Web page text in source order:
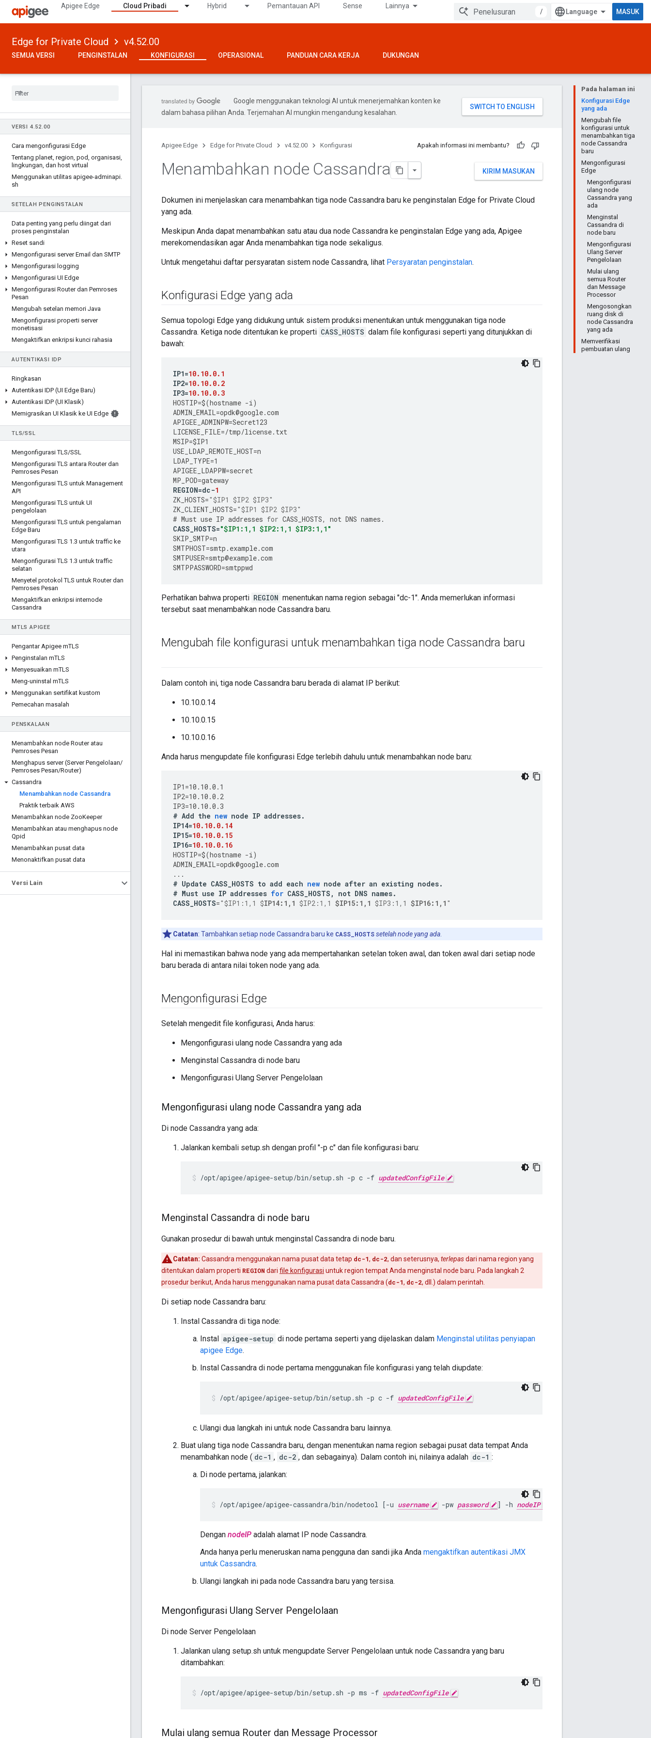
Apigee Edge Cloud Pribadi Hybrid Pemantauan API Sense Lainnya
/ MASUK
Edge for Private Cloud v4.52.00
SEMUA VERSI PENGINSTALAN KONFIGURASI OPERASIONAL PANDUAN CARA KERJA DUKUNGAN
VERSI 4.52.00
Cara mengonfigurasi Edge
Tentang planet, region, pod, organisasi,
lingkungan, dan host virtual
Menggunakan utilitas apigee-adminapi.
sh
SETELAH PENGINSTALAN
Data penting yang perlu diingat dari
proses penginstalan
Reset sandi
Mengonfigurasi server Email dan SMTP
Mengonfigurasi logging
Mengonfigurasi UI Edge
Mengonfigurasi Router dan Pemroses
Pesan
Mengubah setelan memori Java
Mengonfigurasi properti server
monetisasi
Mengaktifkan enkripsi kunci rahasia
AUTENTIKASI IDP
Ringkasan
Autentikasi IDP (UI Edge Baru)
Autentikasi IDP (UI Klasik)
Memigrasikan UI Klasik ke UI Edge
TLS/SSL
Mengonfigurasi TLS/SSL
Mengonfigurasi TLS antara Router dan
Pemroses Pesan
Mengonfigurasi TLS untuk Management
API
Mengonfigurasi TLS untuk UI
pengelolaan
Mengonfigurasi TLS untuk pengalaman
Edge Baru
Mengonfigurasi TLS 1 .3 untuk traffic ke
utara
Mengonfigurasi TLS 1 .3 untuk traffic
selatan
Menyetel protokol TLS untuk Router dan
Pemroses Pesan
Mengaktifkan enkripsi internode
Cassandra
MTLS APIGEE
Pengantar Apigee mTLS
Penginstalan mTLS
Menyesuaikan mTLS
Meng-uninstal mTLS
Menggunakan sertifikat kustom
Pemecahan masalah
PENSKALAAN
Menambahkan node Router atau
Pemroses Pesan
Menghapus server (Server Pengelolaan/
Pemroses Pesan/Router)
Cassandra
Menambahkan node Cassandra
Praktik terbaik AWS
Menambahkan node ZooKeeper
Menambahkan atau menghapus node
Qpid
Menambahkan pusat data
Menonaktifkan pusat data
Versi Lain
Pada halaman ini
Konfigurasi Edge
yang ada
Mengubah file
konfigurasi untuk
menambahkan tiga
node Cassandra
baru
Mengonfigurasi
Edge
Mengonfigurasi
ulang node
Cassandra yang
ada
Menginstal
Cassandra di
node baru
Mengonfigurasi
Ulang Server
Pengelolaan
Mulai ulang
semua Router
dan Message
Processor
Mengosongkan
ruang disk di
node Cassandra
yang ada
Memverifikasi
pembuatan ulang
Google menggunakan teknologi AI untuk menerjemahkan konten ke
dalam bahasa pilihan Anda. Terjemahan AI mungkin mengandung kesalahan.
Apigee Edge Edge for Private Cloud v4.52.00 Konfigurasi Apakah informasi ini membantu?
KIRIM MASUKAN
Menambahkan node Cassandra
Dokumen ini menjelaskan cara menambahkan tiga node Cassandra baru ke penginstalan Edge for Private Cloud
yang ada.
Meskipun Anda dapat menambahkan satu atau dua node Cassandra ke penginstalan Edge yang ada, Apigee
merekomendasikan agar Anda menambahkan tiga node sekaligus.
Untuk mengetahui daftar persyaratan sistem node Cassandra, lihat Persyaratan penginstalan.
Konfigurasi Edge yang ada
Semua topologi Edge yang didukung untuk sistem produksi menentukan untuk menggunakan tiga node
Cassandra. Ketiga node ditentukan ke properti CASS_HOSTS dalam file konfigurasi seperti yang ditunjukkan di
bawah:
IP1=10.10.0.1
IP2=10.10.0.2
IP3=10.10.0.3
HOSTIP=$(hostname -i)
ADMIN_EMAIL=opdk@google.com
APIGEE_ADMINPW=Secret123
LICENSE_FILE=/tmp/license.txt
MSIP=$IP1
USE_LDAP_REMOTE_HOST=n
LDAP_TYPE=1
APIGEE_LDAPPW=secret
MP_POD=gateway
REGION=dc-1
ZK_HOSTS="$IP1 $IP2 $IP3"
ZK_CLIENT_HOSTS="$IP1 $IP2 $IP3"
# Must use IP addresses for CASS_HOSTS, not DNS names .
CASS_HOSTS="$IP1:1,1 $IP2:1,1 $IP3:1,1"
SKIP_SMTP=n
SMTPHOST=smtp . example.com
SMTPUSER=smtp@example.com
SMTPPASSWORD=smtppwd
Perhatikan bahwa properti REGION menentukan nama region sebagai "dc-1". Anda memerlukan informasi
tersebut saat menambahkan node Cassandra baru.
Mengubah file konfigurasi untuk menambahkan tiga node Cassandra baru
Dalam contoh ini, tiga node Cassandra baru berada di alamat IP berikut:
10.10.0.14
10.10.0.15
10.10.0.16
Anda harus mengupdate file konfigurasi Edge terlebih dahulu untuk menambahkan node baru:
IP1 =10.10.0.1
IP2=10.10.0.2
IP3=10.10.0.3
# Add the new node IP addresses.
IP14=10.10.0.14
IP15=10.10.0.15
IP16=10.10.0.16
HOSTIP=$(hostname -i)
ADMIN_EMAIL=opdk@google.com
...
# Update CASS_HOSTS to add each new node after an existing nodes.
# Must use IP addresses for CASS_HOSTS , not DNS names.
CASS_HOSTS="$IP1:1,1 $IP14:1,1 $IP2:1,1 $IP15:1,1 $IP3:1,1 $IP16:1,1 "
Catatan: Tambahkan setiap node Cassandra baru ke CASS_HOSTSsetelah node yang ada
Hal ini memastikan bahwa node yang ada mempertahankan setelan token awal, dan token awal dari setiap node
baru berada di antara nilai token node yang ada.
Mengonfigurasi Edge
Setelah mengedit file konfigurasi, Anda harus:
Mengonfigurasi ulang node Cassandra yang ada
Menginstal Cassandra di node baru
Mengonfigurasi Ulang Server Pengelolaan
Mengonfigurasi ulang node Cassandra yang ada
Di node Cassandra yang ada:
Jalankan kembali setup.sh dengan profil "-p c" dan file konfigurasi baru:
/opt/apigee/apigee-setup/bin/setup.sh -p c -f updatedConfigFile
Menginstal Cassandra di node baru
Gunakan prosedur di bawah untuk menginstal Cassandra di node baru.
Catatan: Cassandra menggunakan nama pusat data tetap dc-1, dc-2, dan seterusnya, terlepasdari nama region yang
ditentukan dalam properti REGION dari file konfigurasi untuk region tempat Anda menginstal node baru. Pada langkah 2
prosedur berikut, Anda harus menggunakan nama pusat data Cassandra (dc-1, dc-2, dll.) dalam perintah.
Di setiap node Cassandra baru:
Instal Cassandra di tiga node:
Instal apigee-setup di node pertama seperti yang dijelaskan dalam Menginstal utilitas penyiapan
apigee Edge.
Instal Cassandra di node pertama menggunakan file konfigurasi yang telah diupdate:
/opt/apigee/apigee-setup/bin/setup.sh -p c -f updatedConfigFile
Ulangi dua langkah ini untuk node Cassandra baru lainnya.
Buat ulang tiga node Cassandra baru, dengan menentukan nama region sebagai pusat data tempat Anda
menambahkan node ( dc-1 , dc-2 , dan sebagainya). Dalam contoh ini, nilainya adalah dc-1 :
Di node pertama, jalankan:
/opt/apigee/apigee-cassandra/bin/nodetool [-u username -pw password ] -h nodeIP
Dengan nodeIP adalah alamat IP node Cassandra.
Anda hanya perlu meneruskan nama pengguna dan sandi jika Anda mengaktifkan autentikasi JMX
untuk Cassandra.
Ulangi langkah ini pada node Cassandra baru yang tersisa.
Mengonfigurasi Ulang Server Pengelolaan
Di node Server Pengelolaan
Jalankan ulang setup.sh untuk mengupdate Server Pengelolaan untuk node Cassandra yang baru
ditambahkan:
/opt/apigee/apigee-setup/bin/setup.sh -p ms -f updatedConfigFile
Mulai ulang semua Router dan Message Processor